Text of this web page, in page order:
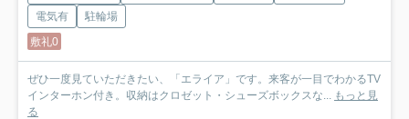
電気有
駐輪場
敷礼0
ぜひ一度見ていただきたい、「エライア」です。来客が一目でわかるTV
インターホン付き。収納はクロゼット・シューズボックスな...
もっと見
る